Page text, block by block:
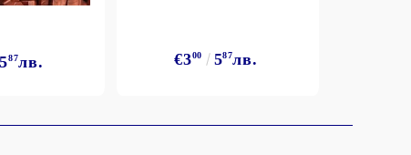
587лв. €300 587лв.